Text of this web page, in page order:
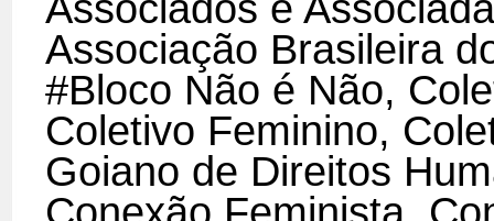
Associação Brasileira
#Bloco Não é Não,
Coletivo Feminino,
Goiano de Direitos